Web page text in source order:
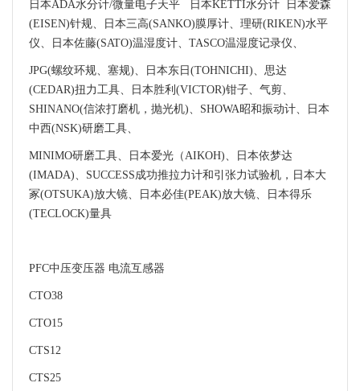
日本ADA水分计/微量电子天平 日本KETTI水分计 日本爱森
(EISEN)针规、日本三高(SANKO)膜厚计、理研(RIKEN)水平
仪、日本佐藤(SATO)温湿度计、TASCO温湿度记录仪、
JPG(螺纹环规、塞规)、日本东日(TOHNICHI)、思达
(CEDAR)扭力工具、日本胜利(VICTOR)钳子、气剪、
SHINANO(信浓打磨机，抛光机)、SHOWA昭和振动计、日本
中西(NSK)研磨工具、
MINIMO研磨工具、日本爱光（AIKOH)、日本依梦达
(IMADA)、SUCCESS成功推拉力计和引张力试验机，日本大
冢(OTSUKA)放大镜、日本必佳(PEAK)放大镜、日本得乐
(TECLOCK)量具
PFC中压变压器 电流互感器
CTO38
CTO15
CTS12
CTS25